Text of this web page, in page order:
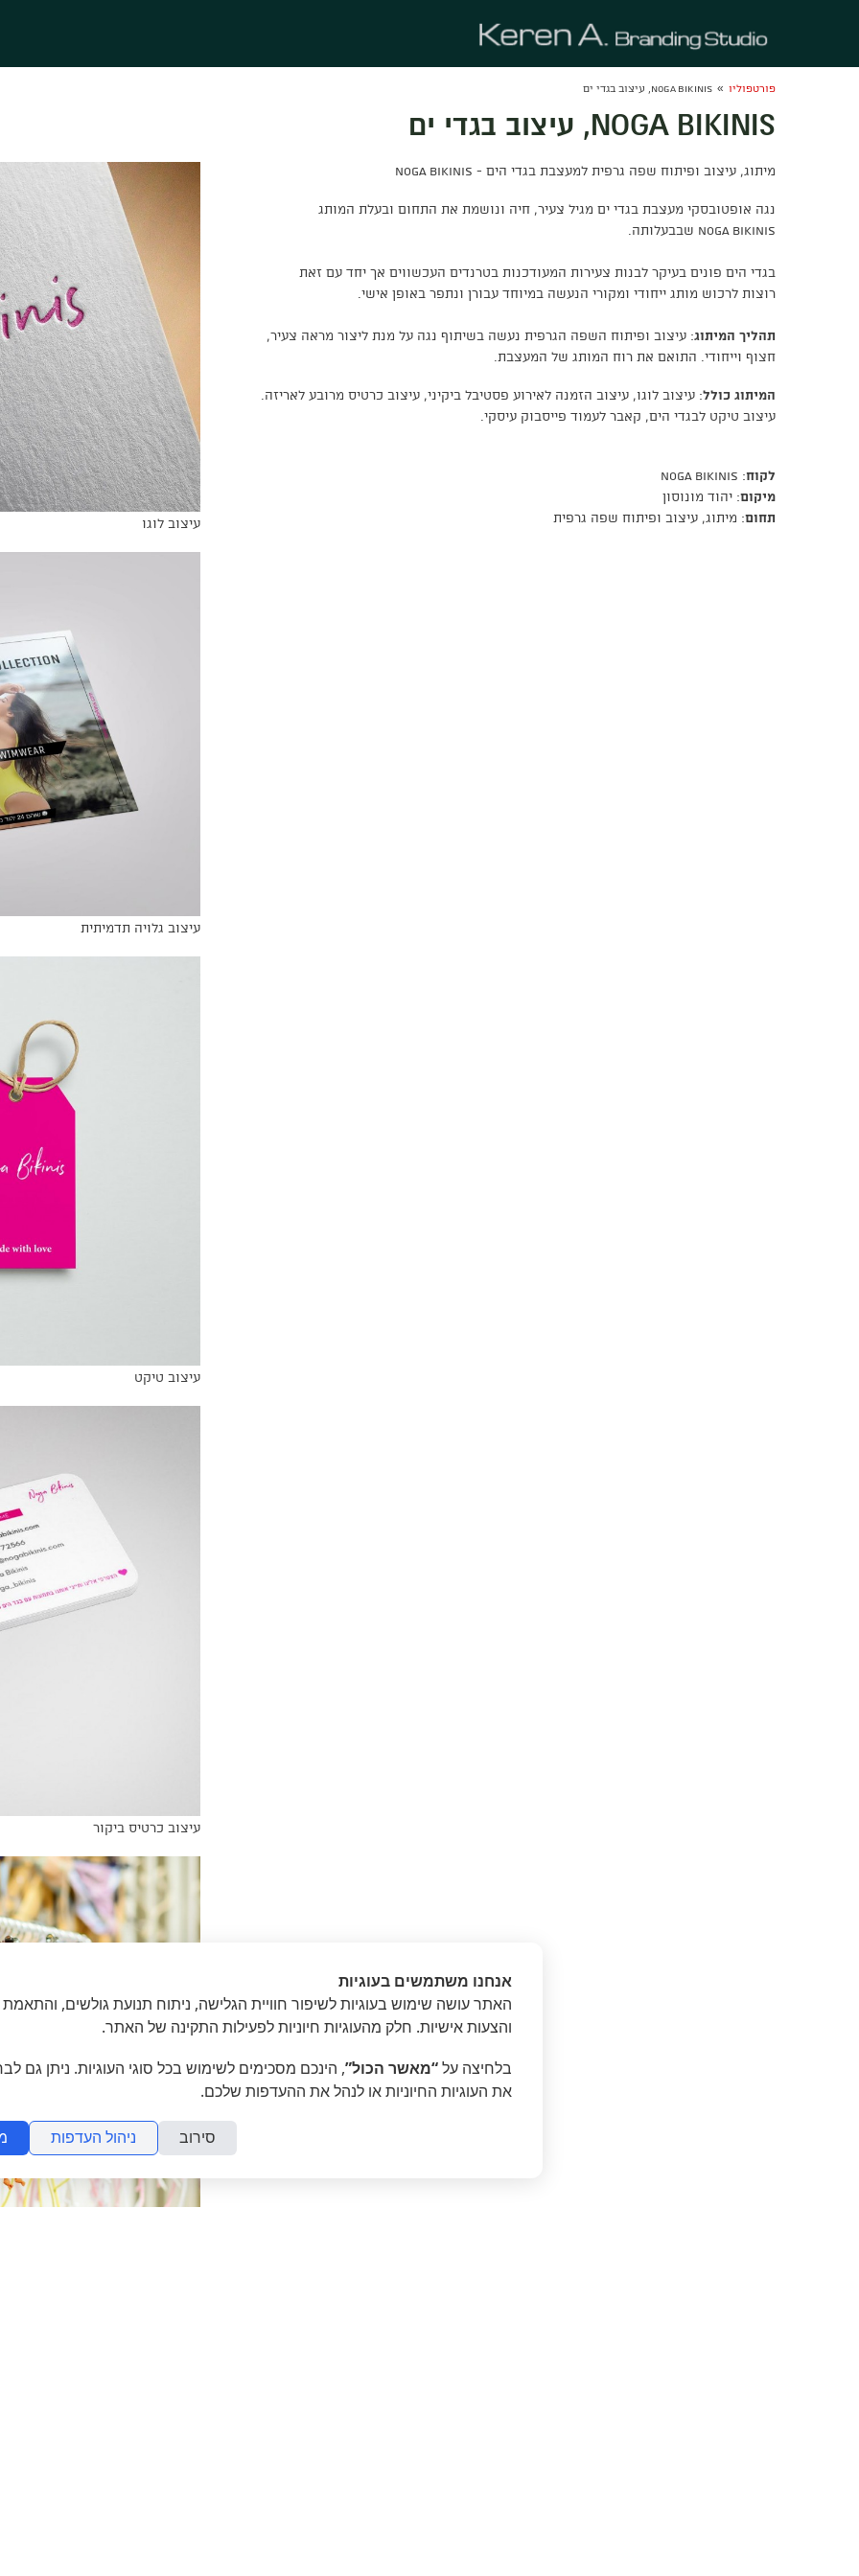
פורטפוליו » NOGA BIKINIS, עיצוב בגדי ים
NOGA BIKINIS, עיצוב בגדי ים
מיתוג, עיצוב ופיתוח שפה גרפית למעצבת בגדי הים - NOGA BIKINIS
נגה אופטובסקי מעצבת בגדי ים מגיל צעיר, חיה ונושמת את התחום ובעלת המותג
NOGA BIKINIS שבבעלותה.
בגדי הים פונים בעיקר לבנות צעירות המעודכנות בטרנדים העכשווים אך יחד עם זאת
רוצות לרכוש מותג ייחודי ומקורי הנעשה במיוחד עבורן ונתפר באופן אישי.
תהליך המיתוג: עיצוב ופיתוח השפה הגרפית נעשה בשיתוף נגה על מנת ליצור מראה צעיר,
חצוף וייחודי. התואם את רוח המותג של המעצבת.
המיתוג כולל: עיצוב לוגו, עיצוב הזמנה לאירוע פסטיבל ביקיני, עיצוב כרטיס מרובע לאריזה.
עיצוב טיקט לבגדי הים, קאבר לעמוד פייסבוק עיסקי.
לקוח: NOGA BIKINIS
מיקום: יהוד מונוסון
תחום: מיתוג, עיצוב ופיתוח שפה גרפית עיצוב לוגו
עיצוב גלויה תדמיתית
עיצוב טיקט
עיצוב כרטיס ביקור
אנחנו משתמשים בעוגיות
האתר עושה שימוש בעוגיות לשיפור חוויית הגלישה, ניתוח תנועת גולשים,
והצעות אישיות. חלק מהעוגיות חיוניות לפעילות התקינה של האתר.
בלחיצה על“מאשר הכול”, הינכם מסכימים לשימוש בכל סוגי העוגיות. ניתן גם
את העוגיות החיוניות או לנהל את ההעדפות שלכם.
סירוב ניהול העדפות